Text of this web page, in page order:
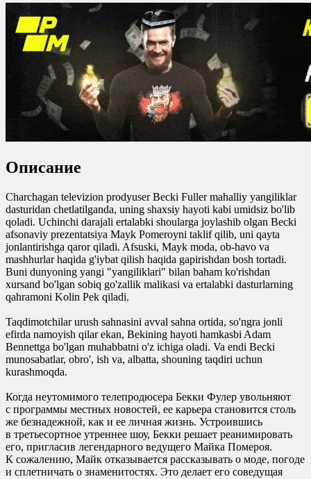
yuklash
Описание
Charchagan televizion prodyuser Becki Fuller mahalliy yangiliklar
dasturidan chetlatilganda, uning shaxsiy hayoti kabi umidsiz bo'lib
qoladi. Uchinchi darajali ertalabki shoularga joylashib olgan Becki
afsonaviy prezentatsiya Mayk Pomeroyni taklif qilib, uni qayta
jonlantirishga qaror qiladi. Afsuski, Mayk moda, ob-havo va
mashhurlar haqida g'iybat qilish haqida gapirishdan bosh tortadi.
Buni dunyoning yangi "yangiliklari" bilan baham ko'rishdan
xursand bo'lgan sobiq go'zallik malikasi va ertalabki dasturlarning
qahramoni Kolin Pek qiladi.
Taqdimotchilar urush sahnasini avval sahna ortida, so'ngra jonli
efirda namoyish qilar ekan, Bekining hayoti hamkasbi Adam
Bennettga bo'lgan muhabbatni o'z ichiga oladi. Va endi Becki
munosabatlar, obro', ish va, albatta, shouning taqdiri uchun
kurashmoqda.
Когда неутомимого телепродюсера Бекки Фулер увольняют
с программы местных новостей, ее карьера становится столь
же безнадежной, как и ее личная жизнь. Устроившись
в третьесортное утреннее шоу, Бекки решает реанимировать
его, пригласив легендарного ведущего Майка Помероя.
К сожалению, Майк отказывается рассказывать о моде, погоде
и сплетничать о знаменитостях. Это делает его соведущая